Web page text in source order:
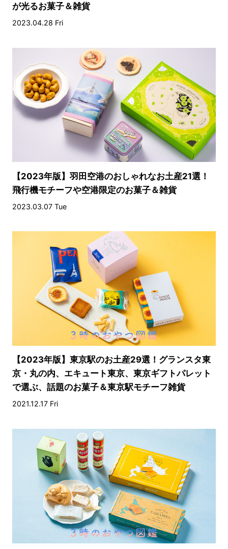
が光るお菓子＆雑貨
2023.04.28 Fri
【2023年版】羽田空港のおしゃれなお土産21選！
飛行機モチーフや空港限定のお菓子＆雑貨
2023.03.07 Tue
【2023年版】東京駅のお土産29選！グランスタ東
京・丸の内、エキュート東京、東京ギフトパレット
で選ぶ、話題のお菓子＆東京駅モチーフ雑貨
2021.12.17 Fri